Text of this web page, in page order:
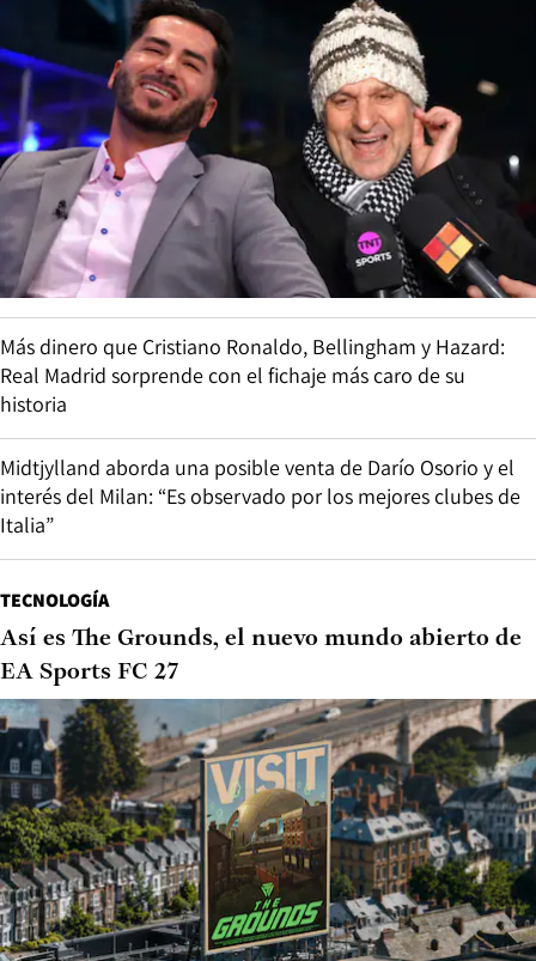
Más dinero que Cristiano Ronaldo, Bellingham y Hazard:
Real Madrid sorprende con el fichaje más caro de su
historia
Midtjylland aborda una posible venta de Darío Osorio y el
interés del Milan: “Es observado por los mejores clubes de
Italia”
TECNOLOGÍA
Así es The Grounds, el nuevo mundo abierto de
EA Sports FC 27